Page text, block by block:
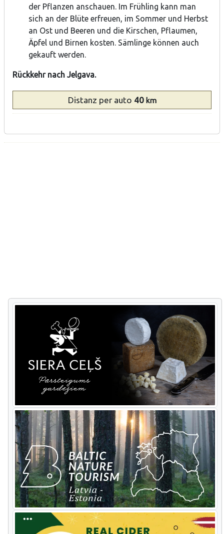
der Pflanzen anschauen. Im Frühling kann man
sich an der Blüte erfreuen, im Sommer und Herbst
an Ost und Beeren und die Kirschen, Pflaumen,
Äpfel und Birnen kosten. Sämlinge können auch
gekauft werden.
Rückkehr nach Jelgava.
Distanz per auto 40km